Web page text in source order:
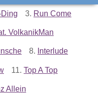
Ding 3. Run Come
VolkanikMan
8. Interlude
11. Top A Top
Allein